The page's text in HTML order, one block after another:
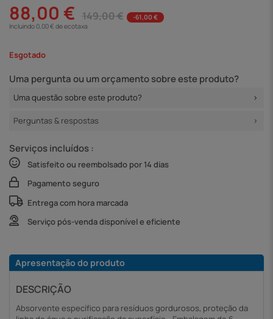
88,00 € 149,00 €
-61,00 €
Incluindo 0,00 € de ecotaxa
Esgotado
Uma pergunta ou um orçamento sobre este produto?
Uma questão sobre este produto?
Perguntas & respostas
Serviços incluídos :
Satisfeito ou reembolsado por 14 dias
Pagamento seguro
Entrega com hora marcada
Serviço pós-venda disponível e eficiente
Apresentação do produto
DESCRIÇÃO
Absorvente específico para resíduos gordurosos, proteção da